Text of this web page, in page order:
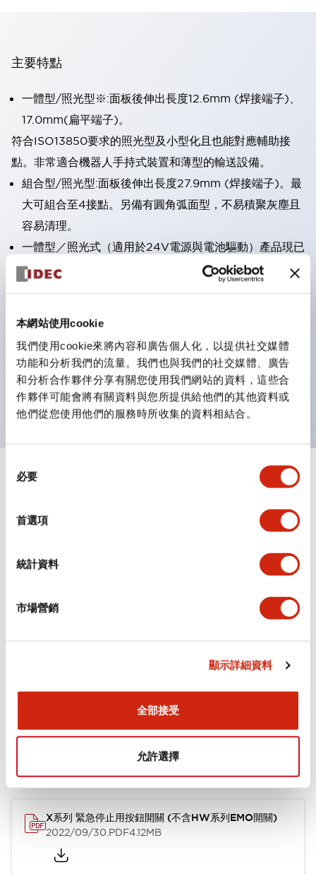
本網站使用cookie
我們使用cookie來將內容和廣告個人化，以提供社交媒體
功能和分析我們的流量。我們也與我們的社交媒體、廣告
和分析合作夥伴分享有關您使用我們網站的資料，這些合
作夥伴可能會將有關資料與您所提供給他們的其他資料或
他們從您使用他們的服務時所收集的資料相結合。
必要
首選項
統計資料
市場營銷
顯示詳細資料
全部接受
允許選擇
主要特點
一體型/照光型※:面板後伸出長度12.6mm (焊接端子)、
17.0mm(扁平端子)。
符合ISO13850要求的照光型及小型化且也能對應輔助接
點。非常適合機器人手持式裝置和薄型的輸送設備。
組合型/照光型:面板後伸出長度27.9mm (焊接端子)。最
大可組合至4接點。另備有圓角弧面型，不易積聚灰塵且
容易清理。
一體型／照光式（適用於24V電源與電池驅動）產品現已
上市。
安全鎖定結構（IEC60947-5-5；6.2項）。
保護等級：IP65、IP67※（IEC60529）、
IP69K※(ISO20653)、UL Type 4X※
※2024年1月販售機種
規格 顯示全部+
審美規範
使用說明書 其他
X系列 緊急停止用按鈕開關 (不含HW系列EMO開關)
2022/09/30.PDF4.12MB